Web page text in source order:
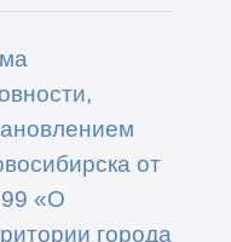
от
«О
города